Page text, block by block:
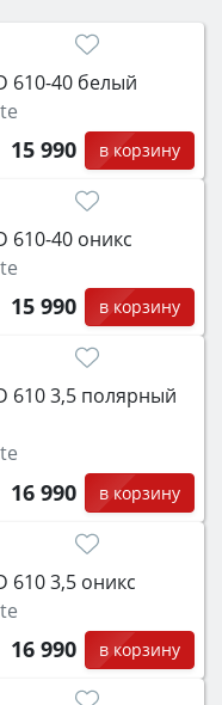
л для семьи,
610-40 белый
15 990 в корзину
610-40 оникс
15 990 в корзину
610 3,5 полярный
16 990 в корзину
610 3,5 оникс
16 990 в корзину